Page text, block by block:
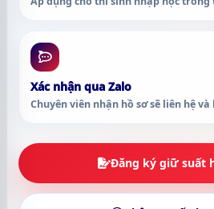
Xác nhận qua Zalo
Chuyên viên nhận hồ sơ sẽ liên hệ
Đăng ký giữ suất